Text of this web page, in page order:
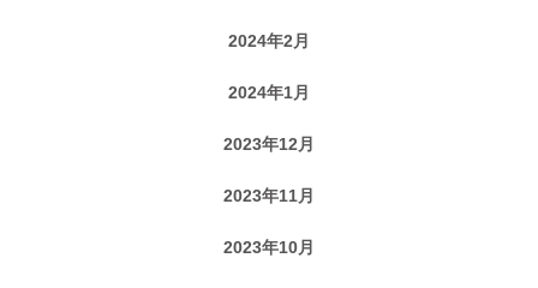
2024年2月
2024年1月
2023年12月
2023年11月
2023年10月